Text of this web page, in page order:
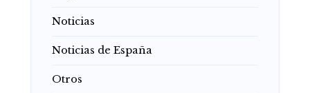
Noticias
Noticias de España
Otros